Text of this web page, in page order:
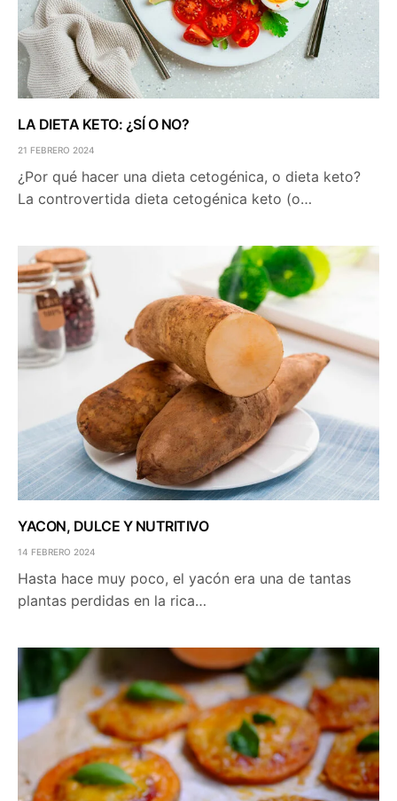
LA DIETA KETO: ¿SÍ O NO?
21 FEBRERO 2024
¿Por qué hacer una dieta cetogénica, o dieta keto?
La controvertida dieta cetogénica keto (o…
YACON, DULCE Y NUTRITIVO
14 FEBRERO 2024
Hasta hace muy poco, el yacón era una de tantas
plantas perdidas en la rica…